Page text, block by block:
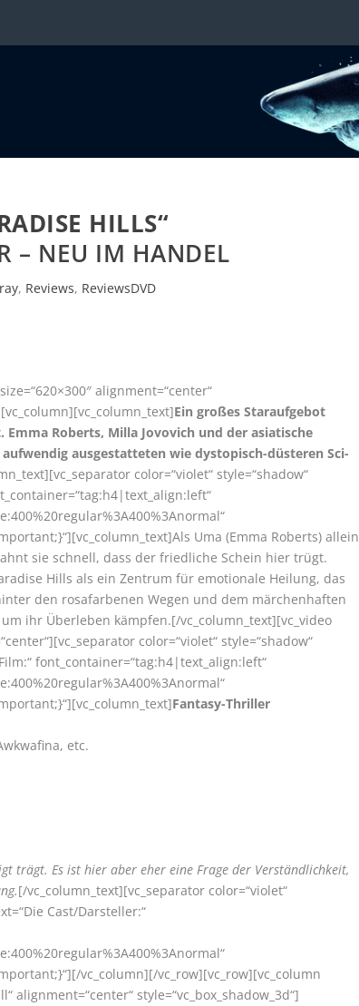
HILLS“
– NEU IM HANDEL
, Reviews, ReviewsDVD
alignment=“center“
Ein großes Staraufgebot
Roberts, Milla Jovovich und der asiatische
ausgestatteten wie dystopisch-düsteren Sci-
color=“violet“ style=“shadow“
Uma (Emma Roberts) allein
sie schnell, dass der friedliche Schein hier trügt.
Hills als ein Zentrum für emotionale Heilung, das
den rosafarbenen Wegen und dem märchenhaften
ihr Überleben kämpfen.[/vc_column_text][vc_video
color=“violet“ style=“shadow“
font_container=“tag:h4|text_align:left“
Fantasy-Thriller
etc.
trägt. Es ist hier aber eher eine Frage der Verständlichkeit,
[/vc_column_text][vc_separator color=“violet“
Cast/Darsteller:“
vc_column][/vc_row][vc_row][vc_column
alignment=“center“ style=“vc_box_shadow_3d“]